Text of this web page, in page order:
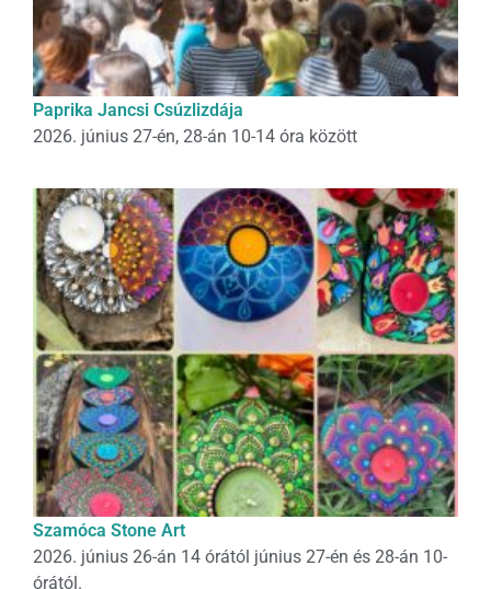
Paprika Jancsi Csúzlizdája
2026. június 27-én, 28-án 10-14 óra között
Szamóca Stone Art
2026. június 26-án 14 órától június 27-én és 28-án 10-
órától.